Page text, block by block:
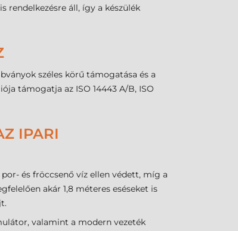
rendelkezésre áll, így a készülék
széles körű támogatása és a
támogatja az ISO 14443 A/B, ISO
IPARI
és fröccsenő víz ellen védett, míg a
akár 1,8 méteres eséseket is
valamint a modern vezeték